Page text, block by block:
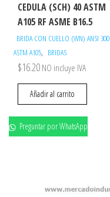
CEDULA (SCH) 40 ASTM
A105 RF ASME B16.5
BRIDA CON CUELLO (WN) ANSI 300
ASTM A105, BRIDAS
$16.20 NO incluye IVA
Añadir al carrito
Preguntar por WhatsApp